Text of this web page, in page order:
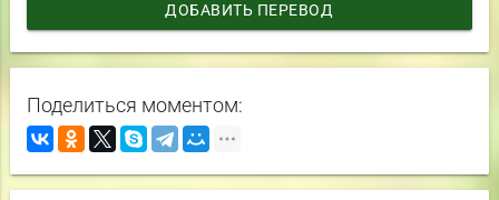
ДОБАВИТЬ ПЕРЕВОД
Поделиться моментом: